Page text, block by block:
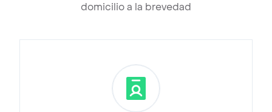
domicilio a la brevedad